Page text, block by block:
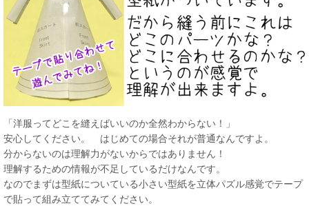
「洋服ってどこを縫えばいいのか全然わからない！」
安心してください。 はじめての場合それが普通なんですよ。
分からないのは理解力がないからではありません！
理解するための情報が不足しているだけなんです。
なのでまずは型紙についている小さい型紙を立体パズル感覚でテープ
で貼って組み立ててみてください。